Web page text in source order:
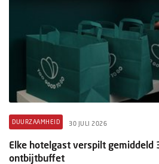
DUURZAAMHEID 30 JULI 2026
Elke hotelgast verspilt gemiddeld
ontbijtbuffet